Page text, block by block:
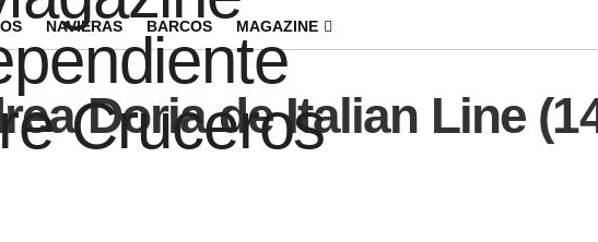
NAVIERAS BARCOS MAGAZINE
Doria de Italian Line